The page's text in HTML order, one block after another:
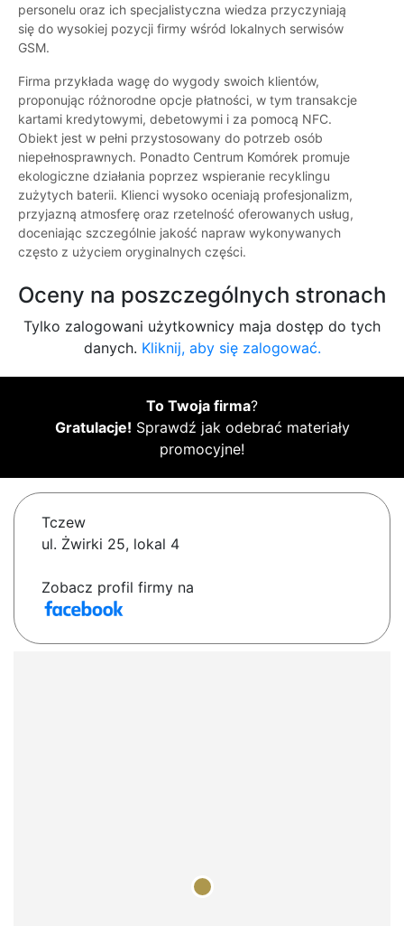
personelu oraz ich specjalistyczna wiedza przyczyniają
się do wysokiej pozycji firmy wśród lokalnych serwisów
GSM.
Firma przykłada wagę do wygody swoich klientów,
proponując różnorodne opcje płatności, w tym transakcje
kartami kredytowymi, debetowymi i za pomocą NFC.
Obiekt jest w pełni przystosowany do potrzeb osób
niepełnosprawnych. Ponadto Centrum Komórek promuje
ekologiczne działania poprzez wspieranie recyklingu
zużytych baterii. Klienci wysoko oceniają profesjonalizm,
przyjazną atmosferę oraz rzetelność oferowanych usług,
doceniając szczególnie jakość napraw wykonywanych
często z użyciem oryginalnych części.
Oceny na poszczególnych stronach
Tylko zalogowani użytkownicy maja dostęp do tych
danych. Kliknij, aby się zalogować.
To Twoja firma?
Gratulacje! Sprawdź jak odebrać materiały
promocyjne!
Tczew
ul. Żwirki 25, lokal 4
Zobacz profil firmy na